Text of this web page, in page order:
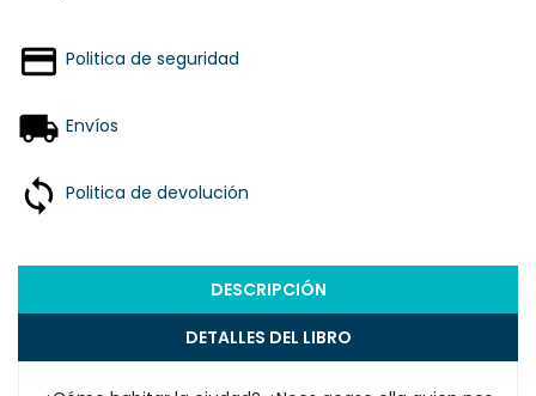
Politica de seguridad
Envíos
Politica de devolución
DESCRIPCIÓN
DETALLES DEL LIBRO